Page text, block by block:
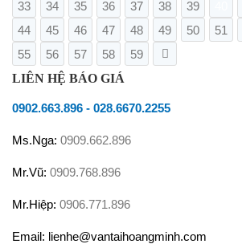
33
34 35 36 37 38 39
44
45 46 47 48 49 50 51
55
56 57 58
59
LIÊN HỆ BÁO GIÁ
0902.663.896 - 028.6670.2255
Ms.Nga: 0909.662.896
Mr.Vũ: 0909.768.896
Mr.Hiệp: 0906.771.896
Email: lienhe@vantaihoangminh.com